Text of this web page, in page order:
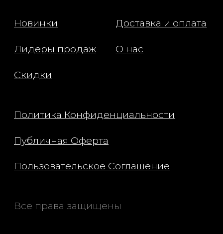
лица. Тщательно смойте теплой
использовать очищающее масло, а
Состав: Water (Aqua) (Eau), Glycerin,
Potassium Cocoate,
Glycolipids,Tocopherol, Ananas
Hippophae Rhamnoides Fruit Oil,
Camellia Oleifera Leaf Extract, Lauroyl
Hydroxyacetophenone, Lactobacillus
Lauroyl
Glutamate,Hydroxypropyltrimonium